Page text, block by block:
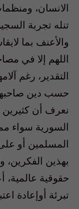
الانسان،
تنله تجربة
والأعنف بما
اللهم إلا في
التقدير، رغم
حسب دين صاحبها
نعرف أن
السورية سواء
المسلمين أو
بهذين
حقوقية عالمية،
تبرئة أوإعادة